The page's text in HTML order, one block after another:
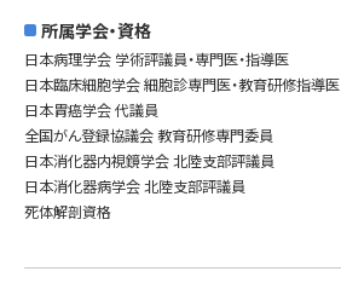
所属学会・資格
日本病理学会 学術評議員・専門医・指導医
日本臨床細胞学会 細胞診専門医・教育研修指導医
日本胃癌学会 代議員
全国がん登録協議会 教育研修専門委員
日本消化器内視鏡学会 北陸支部評議員
日本消化器病学会 北陸支部評議員
死体解剖資格